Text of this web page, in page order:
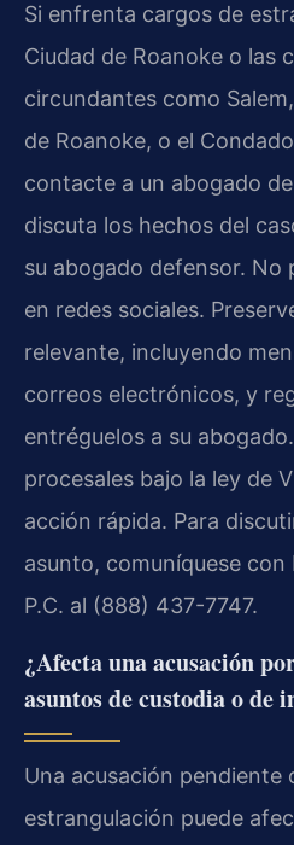
Si enfrenta cargos de
Ciudad de Roanoke o las
circundantes como
de Roanoke, o el
contacte a un abogado
discuta los hechos del
su abogado defensor. No
en redes sociales.
relevante, incluyendo
correos electrónicos, y
entréguelos a su
procesales bajo la ley de
acción rápida. Para
asunto, comuníquese con
P.C. al (888) 437-7747.
¿Afecta una acusación
asuntos de custodia o de
Una acusación pendiente
estrangulación puede